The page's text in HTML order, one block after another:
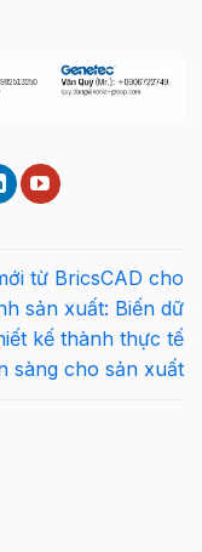
từ BricsCAD cho
sản xuất: Biến dữ
kế thành thực tế
sàng cho sản xuất